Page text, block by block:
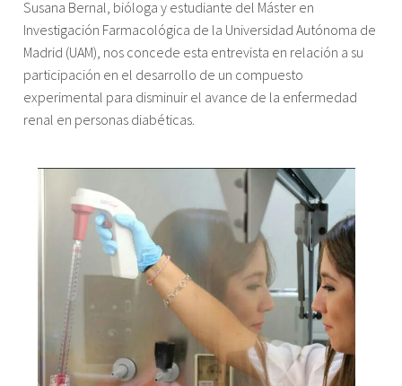
"Entrevista
a
Susana
Bernal"
Susana Bernal, bióloga y estudiante del Máster en
Investigación Farmacológica de la Universidad Autónoma de
Madrid (UAM), nos concede esta entrevista en relación a su
participación en el desarrollo de un compuesto
experimental para disminuir el avance de la enfermedad
renal en personas diabéticas.